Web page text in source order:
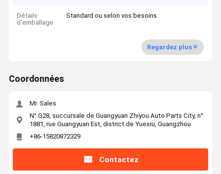
Détails
d'emballage
Standard ou selon vos besoins
Regardez plus
Coordonnées
Mr. Sales
N° G28, succursale de Guangyuan Zhiyou Auto Parts City, n°
1881, rue Guangyuan Est, district de Yuexiu, Guangzhou
+86-15820872329
Contactez